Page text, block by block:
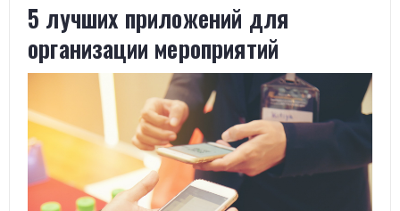
5 лучших приложений для
организации мероприятий